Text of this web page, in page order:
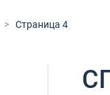
> Страница 4